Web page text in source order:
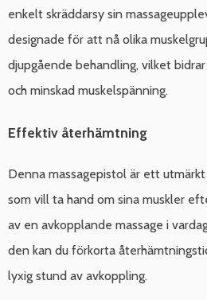
enkelt skräddarsy sin
designade för att nå olika
djupgående behandling, vilket
och minskad muskelspänning.
Effektiv återhämtning
Denna massagepistol är ett
som vill ta hand om sina muskler
av en avkopplande massage i
den kan du förkorta
lyxig stund av avkoppling.